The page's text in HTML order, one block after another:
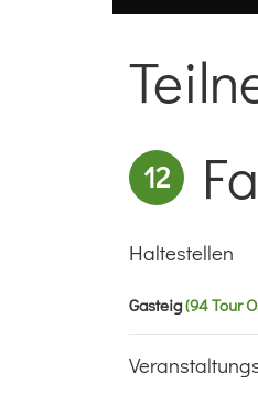
12
Haltestellen
Gasteig(94 Tour